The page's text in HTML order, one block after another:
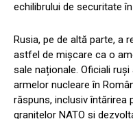
echilibrului de securitate
Rusia, pe de altă parte, a
astfel de mișcare ca o
sale naționale. Oficiali
armelor nucleare în
răspuns, inclusiv întărirea
granițelor NATO și